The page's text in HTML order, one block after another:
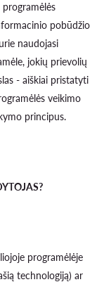
pobūdžio
naudojasi
jokių prievolių
- aiškiai pristatyti
veikimo
principus.
programėlėje
technologiją) ar